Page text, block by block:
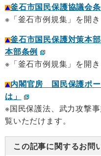
釜石市国民保護協議会
※「釜石市例規集」を開き
釜石市国民保護対策本
本部条例
※「釜石市例規集」を開き
内閣官房 国民保護ポ
は」
※国民保護法、武力攻撃
覧いただけます。
この記事に関するお問